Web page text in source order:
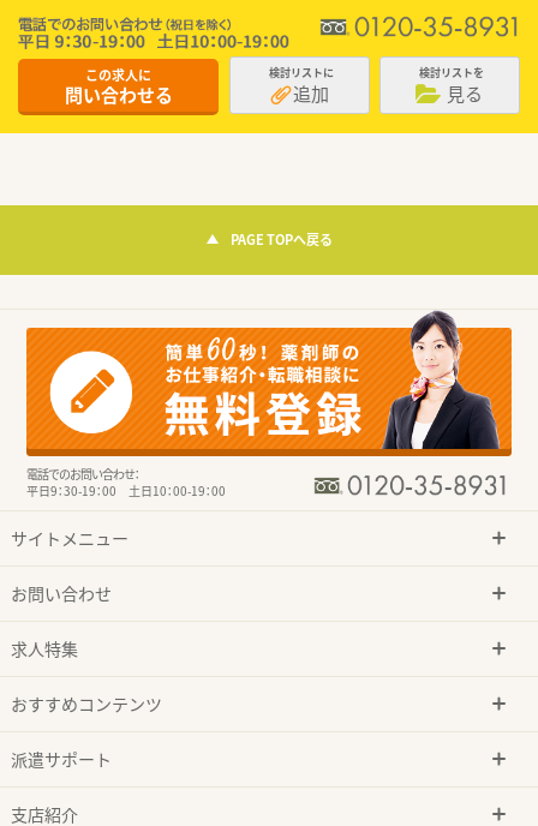
この求人に
問い合わせる
検討リストに
追加
検討リストを
見る
PAGE TOPへ戻る
電話でのお問い合わせ：
平日9：30-19：00 土日10：00-19：00
サイトメニュー
お問い合わせ
求人特集
おすすめコンテンツ
派遣サポート
支店紹介